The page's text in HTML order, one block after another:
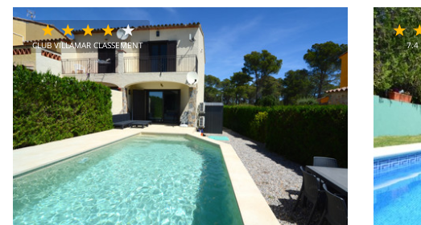
CLUB VILLAMAR CLASSEMENT 7.4